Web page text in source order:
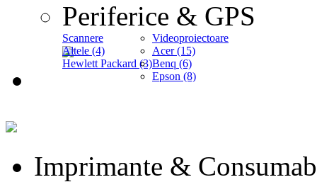
Periferice & GPS
Scannere
Altele (4)
Hewlett Packard (3)
Videoproiectoare
Acer (15)
Benq (6)
Epson (8)
Imprimante &